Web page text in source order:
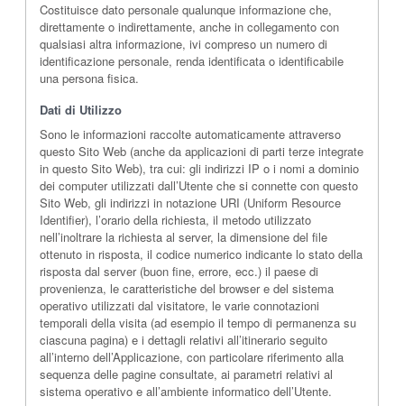
Costituisce dato personale qualunque informazione che,
direttamente o indirettamente, anche in collegamento con
qualsiasi altra informazione, ivi compreso un numero di
identificazione personale, renda identificata o identificabile
una persona fisica.
Dati di Utilizzo
Sono le informazioni raccolte automaticamente attraverso
questo Sito Web (anche da applicazioni di parti terze integrate
in questo Sito Web), tra cui: gli indirizzi IP o i nomi a dominio
dei computer utilizzati dall’Utente che si connette con questo
Sito Web, gli indirizzi in notazione URI (Uniform Resource
Identifier), l’orario della richiesta, il metodo utilizzato
nell’inoltrare la richiesta al server, la dimensione del file
ottenuto in risposta, il codice numerico indicante lo stato della
risposta dal server (buon fine, errore, ecc.) il paese di
provenienza, le caratteristiche del browser e del sistema
operativo utilizzati dal visitatore, le varie connotazioni
temporali della visita (ad esempio il tempo di permanenza su
ciascuna pagina) e i dettagli relativi all’itinerario seguito
all’interno dell’Applicazione, con particolare riferimento alla
sequenza delle pagine consultate, ai parametri relativi al
sistema operativo e all’ambiente informatico dell’Utente.